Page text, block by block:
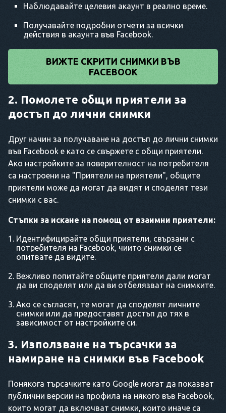
Наблюдавайте целевия акаунт в реално време.
Получавайте подробни отчети за всички
действия в акаунта във Facebook.
ВИЖТЕ СКРИТИ СНИМКИ ВЪВ
FACEBOOK
2. Помолете общи приятели за
достъп до лични снимки
Друг начин за получаване на достъп до лични снимки
във Facebook е като се свържете с общи приятели.
Ако настройките за поверителност на потребителя
са настроени на "Приятели на приятели", общите
приятели може да могат да видят и споделят тези
снимки с вас.
Стъпки за искане на помощ от взаимни приятели:
Идентифицирайте общи приятели, свързани с
потребителя на Facebook, чиито снимки се
опитвате да видите.
Вежливо попитайте общите приятели дали могат
да ви споделят или да ви отбелязват на снимките.
Ако се съгласят, те могат да споделят личните
снимки или да предоставят достъп до тях в
зависимост от настройките си.
3. Използване на търсачки за
намиране на снимки във Facebook
Понякога търсачките като Google могат да показват
публични версии на профила на някого във Facebook,
които могат да включват снимки, които иначе са